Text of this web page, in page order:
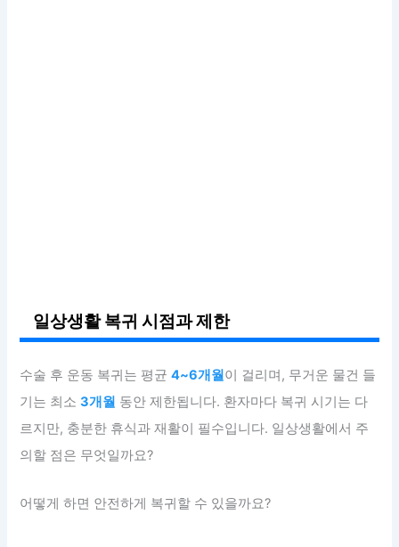
일상생활 복귀 시점과 제한
수술 후 운동 복귀는 평균4~6개월 이 걸리며, 무거운 물건 들
기는 최소3개월 동안 제한됩니다. 환자마다 복귀 시기는 다
르지만, 충분한 휴식과 재활이 필수입니다. 일상생활에서 주
의할 점은 무엇일까요?
어떻게 하면 안전하게 복귀할 수 있을까요?